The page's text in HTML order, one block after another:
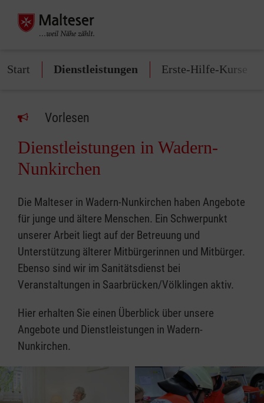
Start Dienstleistungen Erste-Hilfe-Kurse
Vorlesen
Dienstleistungen in Wadern-
Nunkirchen
Die Malteser in Wadern-Nunkirchen haben Angebote
für junge und ältere Menschen. Ein Schwerpunkt
unserer Arbeit liegt auf der Betreuung und
Unterstützung älterer Mitbürgerinnen und Mitbürger.
Ebenso sind wir im Sanitätsdienst bei
Veranstaltungen in Saarbrücken/Völklingen aktiv.
Hier erhalten Sie einen Überblick über unsere
Angebote und Dienstleistungen in Wadern-
Nunkirchen.